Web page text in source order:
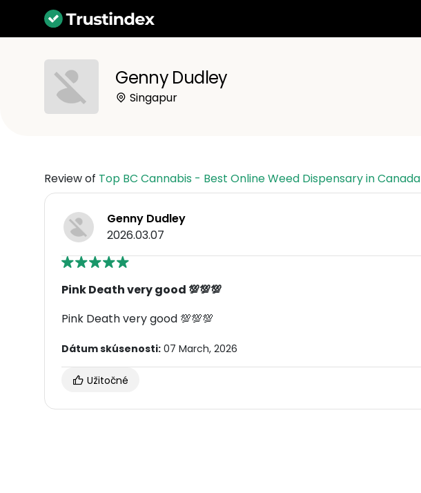
Genny Dudley
Singapur
Review of Top BC Cannabis - Best Online Weed Dispensary in Canada
Genny Dudley
2026.03.07
Pink Death very good 💯💯💯
Pink Death very good 💯💯💯
Dátum skúsenosti: 07 March, 2026
Užitočné